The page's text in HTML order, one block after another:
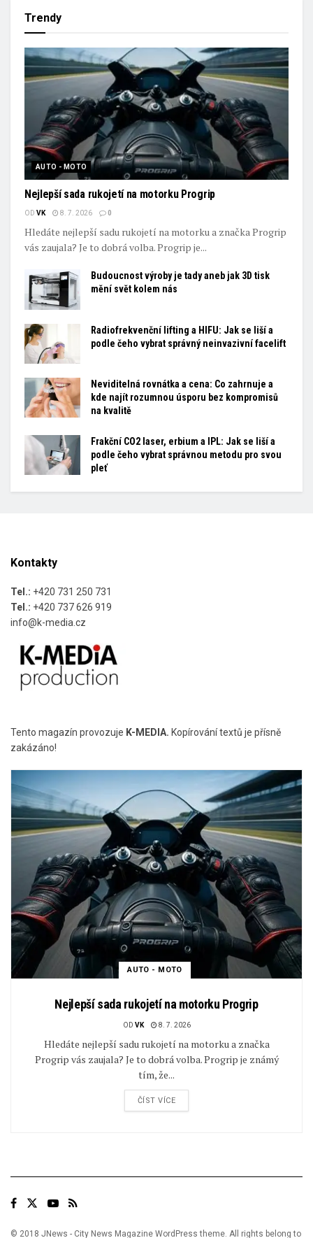
Trendy
AUTO - MOTO
Nejlepší sada rukojetí na motorku Progrip
OD VK 8. 7. 2026 0
Hledáte nejlepší sadu rukojetí na motorku a značka Progrip
vás zaujala? Je to dobrá volba. Progrip je...
Budoucnost výroby je tady aneb jak 3D tisk
mění svět kolem nás
Radiofrekvenční lifting a HIFU: Jak se liší a
podle čeho vybrat správný neinvazivní facelift
Neviditelná rovnátka a cena: Co zahrnuje a
kde najít rozumnou úsporu bez kompromisů
na kvalitě
Frakční CO2 laser, erbium a IPL: Jak se liší a
podle čeho vybrat správnou metodu pro svou
pleť
Kontakty
Tel.: +420 731 250 731
Tel.: +420 737 626 919
info@k-media.cz
Tento magazín provozuje K-MEDIA. Kopírování textů je přísně
zakázáno!
AUTO - MOTO
Nejlepší sada rukojetí na motorku Progrip
OD VK 8. 7. 2026
Hledáte nejlepší sadu rukojetí na motorku a značka
Progrip vás zaujala? Je to dobrá volba. Progrip je známý
tím, že...
ČÍST VÍCE
© 2018 JNews - City News Magazine WordPress theme. All rights belong to